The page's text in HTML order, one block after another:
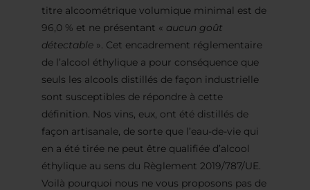
titre alcoométrique volumique minimal est de
96,0 % et ne présentant « aucun goût
détectable ». Cet encadrement réglementaire
de l’alcool éthylique a pour conséquence que
seuls les alcools distillés de façon industrielle
sont susceptibles de répondre à cette
définition. Nos vins, eux, ont été distillés de
façon artisanale, de sorte que l’eau-de-vie qui
en a été tirée ne peut être qualifiée d’alcool
éthylique au sens du Règlement 2019/787/UE.
Voilà pourquoi nous ne vous proposons pas de